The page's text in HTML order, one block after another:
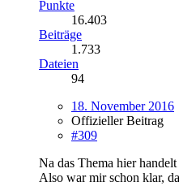
Punkte
16.403
Beiträge
1.733
Dateien
94
18. November 2016
Offizieller Beitrag
#309
Na das Thema hier
Also war mir schon klar,